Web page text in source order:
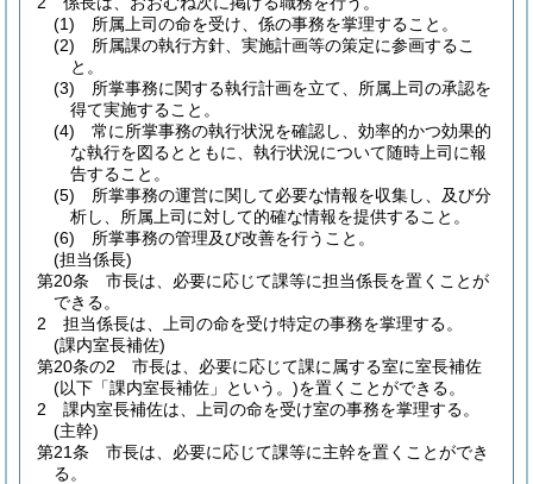
(1)
所属上司の命を受け、係の事務を掌理すること。
(2)
所属課の執行方針、実施計画等の策定に参画するこ
と。
(3)
所掌事務に関する執行計画を立て、所属上司の承認を
得て実施すること。
(4)
常に所掌事務の執行状況を確認し、効率的かつ効果的
な執行を図るとともに、執行状況について随時上司に報
告すること。
(5)
所掌事務の運営に関して必要な情報を収集し、及び分
析し、所属上司に対して的確な情報を提供すること。
(6)
所掌事務の管理及び改善を行うこと。
(担当係長)
第20条
市長は、必要に応じて課等に担当係長を置くことが
できる。
2
担当係長は、上司の命を受け特定の事務を掌理する。
(課内室長補佐)
第20条の2
市長は、必要に応じて課に属する室に室長補佐
(以下「課内室長補佐」という。)を置くことができる。
2
課内室長補佐は、上司の命を受け室の事務を掌理する。
(主幹)
第21条
市長は、必要に応じて課等に主幹を置くことができ
る。